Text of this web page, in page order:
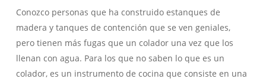
Conozco personas que ha construido estanques de
madera y tanques de contención que se ven geniales,
pero tienen más fugas que un colador una vez que los
llenan con agua. Para los que no saben lo que es un
colador, es un instrumento de cocina que consiste en una